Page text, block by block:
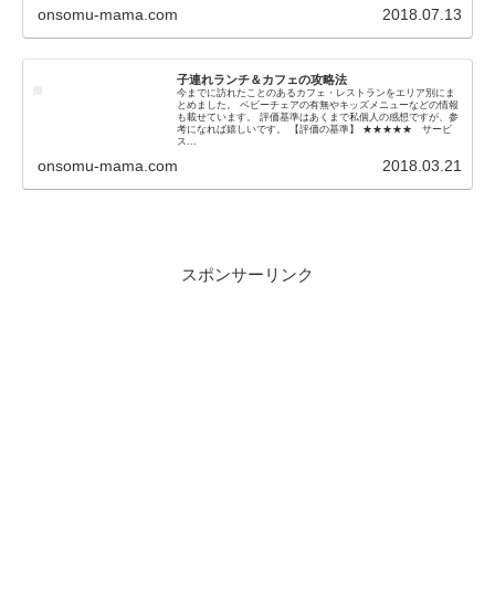
onsomu-mama.com 2018.07.13
子連れランチ＆カフェの攻略法
今までに訪れたことのあるカフェ・レストランをエリア別にま
とめました。 ベビーチェアの有無やキッズメニューなどの情報
も載せています。 評価基準はあくまで私個人の感想ですが、参
考になれば嬉しいです。 【評価の基準】 ★★★★★ サービ
ス...
onsomu-mama.com 2018.03.21
スポンサーリンク